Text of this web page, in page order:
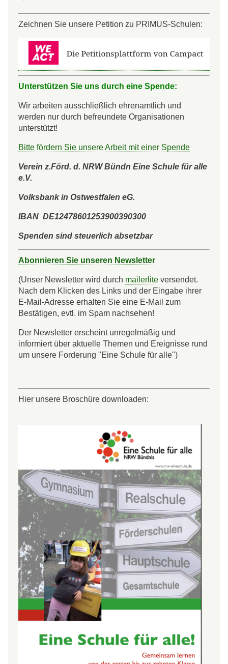
Zeichnen Sie unsere Petition zu PRIMUS-Schulen:
Unterstützen Sie uns durch eine Spende:
Wir arbeiten ausschließlich ehrenamtlich und
werden nur durch befreundete Organisationen
unterstützt!
Bitte fördern Sie unsere Arbeit mit einer Spende
Verein z.Förd. d. NRW Bündn Eine Schule für alle
e.V.
Volksbank in Ostwestfalen eG.
IBAN DE12478601253900390300
Spenden sind steuerlich absetzbar
Abonnieren Sie unseren Newsletter
(Unser Newsletter wird durch mailerlite versendet.
Nach dem Klicken des Links und der Eingabe ihrer
E-Mail-Adresse erhalten Sie eine E-Mail zum
Bestätigen, evtl. im Spam nachsehen!
Der Newsletter erscheint unregelmäßig und
informiert über aktuelle Themen und Ereignisse rund
um unsere Forderung "Eine Schule für alle")
Hier unsere Broschüre downloaden: